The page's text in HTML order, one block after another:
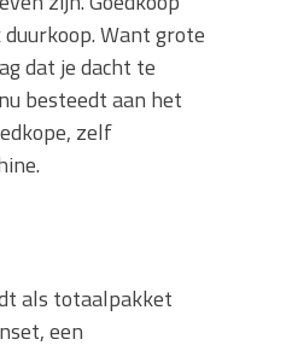
Want grote
dat je dacht te
besteedt aan het
zelf
als totaalpakket
een